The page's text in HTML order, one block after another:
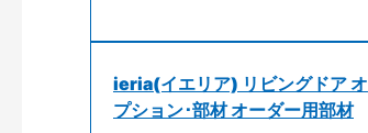
ieria(イエリア) リビングドア オ
プション･部材 オーダー用部材